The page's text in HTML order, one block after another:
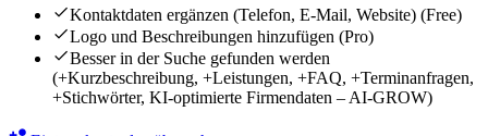
Kontaktdaten ergänzen (Telefon, E-Mail, Website) (Free)
Logo und Beschreibungen hinzufügen (Pro)
Besser in der Suche gefunden werden
(+Kurzbeschreibung, +Leistungen, +FAQ, +Terminanfragen,
+Stichwörter, KI-optimierte Firmendaten – AI-GROW)